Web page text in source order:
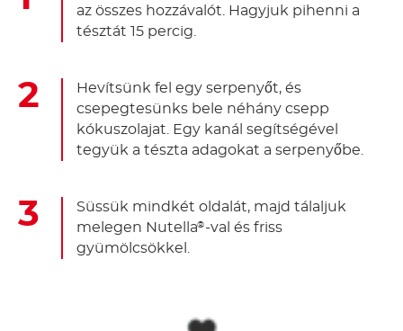
az összes hozzávalót. Hagyjuk pihenni a
tésztát 15 percig.
Hevítsünk fel egy serpenyőt, és
csepegtesünks bele néhány csepp
kókuszolajat. Egy kanál segítségével
tegyük a tészta adagokat a serpenyőbe.
Süssük mindkét oldalát, majd tálaljuk
melegen Nutella® -val és friss
gyümölcsökkel.